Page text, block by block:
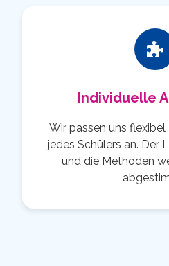
Individuelle
Wir passen uns
jedes Schülers an. Der
und die Methoden